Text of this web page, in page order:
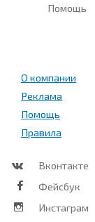
Помощь
О компании
Реклама
Помощь
Правила
Вконтакте
Фейсбук
Инстаграм